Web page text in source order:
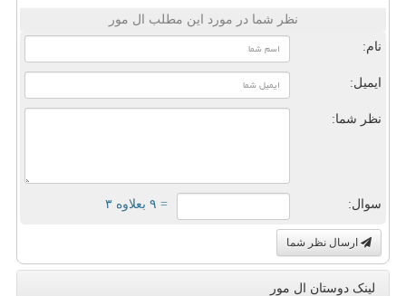
نظر شما در مورد این مطلب ال مور
نام:
ایمیل:
نظر شما:
سوال: = ۹ بعلاوه ۳
ارسال نظر شما
لینک دوستان ال مور